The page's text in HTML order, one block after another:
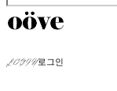
LOG IN로그인